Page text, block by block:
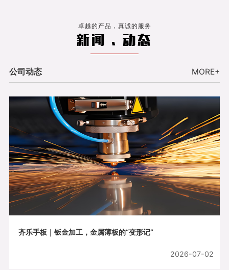
卓越的产品，真诚的服务
新闻 . 动态
公司动态 MORE+
齐乐手板｜钣金加工，金属薄板的“变形记”
2026-07-02